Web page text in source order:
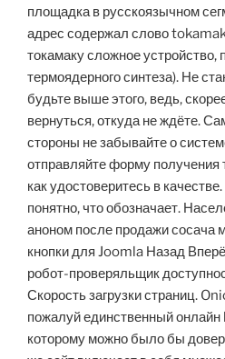
площадка в русскоязычном
адрес содержал слово
токамаку сложное устройство,
термоядерного синтеза). Не
будьте выше этого, ведь,
вернуться, откуда не ждёте.
стороны не забывайте о
отправляйте форму получения
как удостоверитесь в
понятно, что обозначает.
аноном после продажи сосача
кнопки для Joomla Назад
робот-проверяльщик
Скорость загрузки страниц.
пожалуй единственный
которому можно было бы